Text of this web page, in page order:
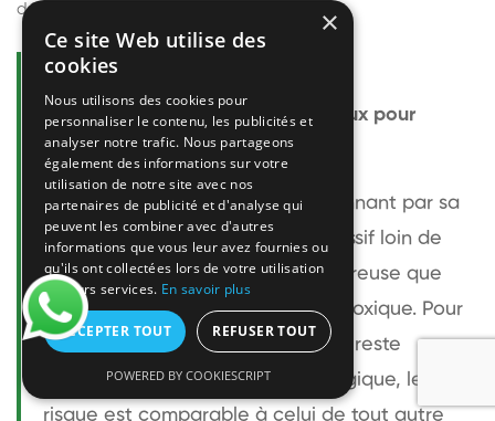
découvrir
Questions fréquentes
Le frelon européen est-il dangereux pour
l'homme ?
Le frelon européen est impressionnant par sa
taille mais relativement peu agressif loin de
son nid. Sa piqûre est plus douloureuse que
celle d'une guêpe sans être plus toxique. Pour
une personne non allergique, elle reste
bénigne. Pour une personne allergique, le
risque est comparable à celui de tout autre
×
Ce site Web utilise des
cookies
Nous utilisons des cookies pour
personnaliser le contenu, les publicités et
analyser notre trafic. Nous partageons
également des informations sur votre
utilisation de notre site avec nos
partenaires de publicité et d'analyse qui
peuvent les combiner avec d'autres
informations que vous leur avez fournies ou
qu'ils ont collectées lors de votre utilisation
de leurs services. En savoir plus
ACCEPTER TOUT REFUSER TOUT
POWERED BY COOKIESCRIPT